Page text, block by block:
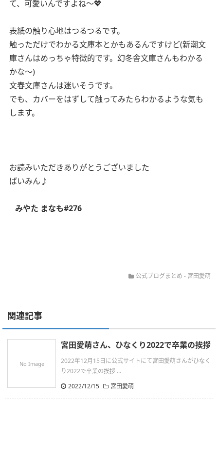
て、可愛いんですよね〜💖
表紙の触り心地はつるつるです。
触っただけでわかる文庫本とかもあるんですけど(新潮文
庫さんはめっちゃ特徴的です。幻冬舎文庫さんもわかる
かな〜)
文春文庫さんは迷いそうです。
でも、カバーをはずして触ってみたらわかるような気も
します。
お読みいただきありがとうございました
ばいみん♪
みやた まなも#276
公式ブログまとめ - 宮田愛萌
関連記事
No Image
宮田愛萌さん、ひなくり2022で卒業の挨拶
2022年12月15日に公式サイトにて宮田愛萌さんがひなく
り2022で卒業の挨拶 ...
2022/12/15
宮田愛萌